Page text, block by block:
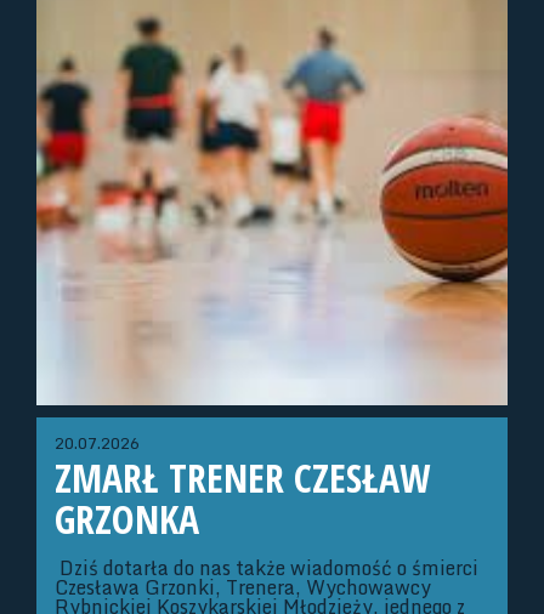
20.07.2026
ZMARŁ TRENER CZESŁAW
GRZONKA
Dziś dotarła do nas także wiadomość o śmierci
Czesława Grzonki, Trenera, Wychowawcy
Rybnickiej Koszykarskiej Młodzieży, jednego z